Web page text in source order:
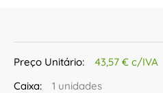
Preço Unitário:
43,57 € c/IVA
Caixa:
1 unidades